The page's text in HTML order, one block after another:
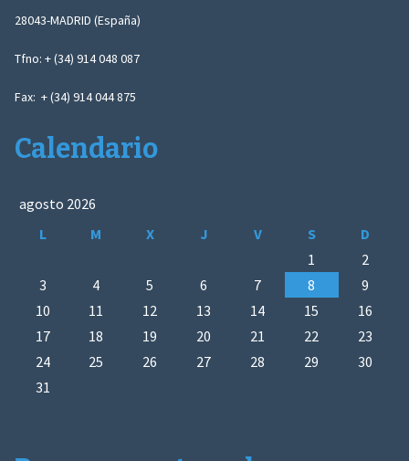
28043-MADRID (España)
Tfno: + (34) 914 048 087
Fax: + (34) 914 044 875
Calendario
agosto 2026
L
M X J V S
D
1
2
3
4 5 6 7 8
9
10
11 12 13 14 15
16
17
18 19 20 21 22
23
24
25 26 27 28 29
30
31